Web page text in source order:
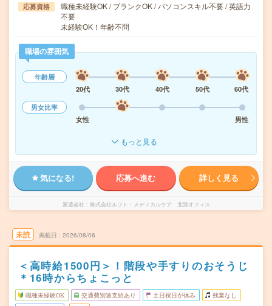
応募資格
職種未経験OK / ブランクOK / パソコンスキル不要 / 英語力
不要
未経験OK！年齢不問
職場の雰囲気
年齢層
20代
30代 40代 50代
60代
男女比率
女性
男性
もっと見る
気になる! 応募へ進む 詳しく見る
派遣会社 株式会社ルフト・メディカルケア 北陸オフィス
未読 掲載日 2026/08/06
＜高時給1500円＞！階段や手すりのおそうじ
＊16時からちょこっと
職種未経験OK 交通費別途支給あり 土日祝日が休み 残業なし